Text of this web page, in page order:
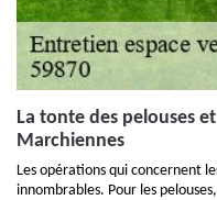
La tonte des pelouses
Marchiennes
Les opérations qui concernent
innombrables. Pour les